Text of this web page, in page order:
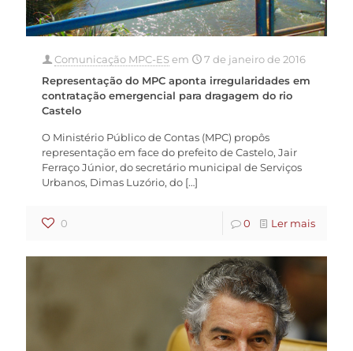
Comunicação MPC-ESem
7 de janeiro de 2016
Representação do MPC aponta irregularidades em
contratação emergencial para dragagem do rio
Castelo
O Ministério Público de Contas (MPC) propôs
representação em face do prefeito de Castelo, Jair
Ferraço Júnior, do secretário municipal de Serviços
Urbanos, Dimas Luzório, do […]
0 0 Ler mais